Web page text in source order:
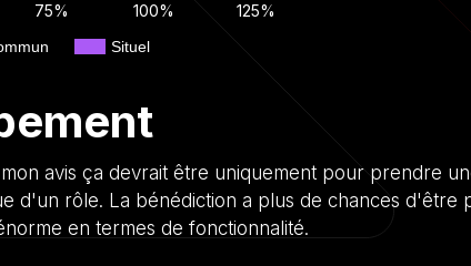
Situel
75% 100% 125%
avis ça devrait être uniquement pour prendre
d'un rôle. La bénédiction a plus de chances d'être
en termes de fonctionnalité.